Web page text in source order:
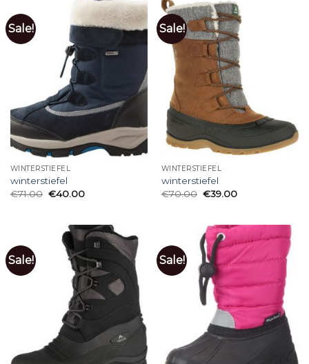
Sale!
WINTERSTIEFEL
winterstiefel
€71.00 €40.00
Sale!
WINTERSTIEFEL
winterstiefel
€70.00 €39.00
Sale! Sale!